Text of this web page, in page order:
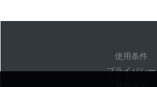
使用条件
プライバシー